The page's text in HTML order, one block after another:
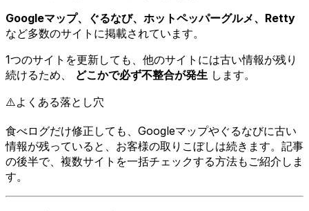
Googleマップ、ぐるなび、ホットペッパーグルメ、Retty
など多数のサイトに掲載されています。
1つのサイトを更新しても、他のサイトには古い情報が残り
続けるため、 どこかで必ず不整合が発生 します。
⚠️よくある落とし穴
食べログだけ修正しても、Googleマップやぐるなびに古い
情報が残っていると、お客様の取りこぼしは続きます。記事
の後半で、複数サイトを一括チェックする方法もご紹介しま
す。